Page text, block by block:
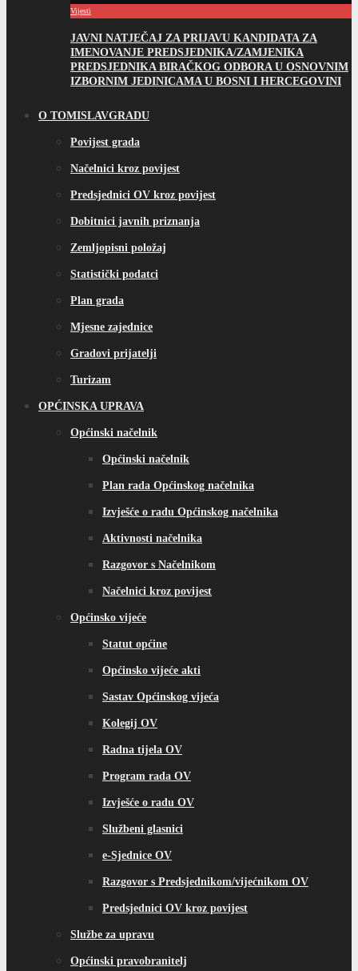
Vijesti
JAVNI NATJEČAJ ZA PRIJAVU KANDIDATA ZA
IMENOVANJE PREDSJEDNIKA/ZAMJENIKA
PREDSJEDNIKA BIRAČKOG ODBORA U OSNOVNIM
IZBORNIM JEDINICAMA U BOSNI I HERCEGOVINI
O TOMISLAVGRADU
Povijest grada
Načelnici kroz povijest
Predsjednici OV kroz povijest
Dobitnici javnih priznanja
Zemljopisni položaj
Statistički podatci
Plan grada
Mjesne zajednice
Gradovi prijatelji
Turizam
OPĆINSKA UPRAVA
Općinski načelnik
Općinski načelnik
Plan rada Općinskog načelnika
Izvješće o radu Općinskog načelnika
Aktivnosti načelnika
Razgovor s Načelnikom
Načelnici kroz povijest
Općinsko vijeće
Statut općine
Općinsko vijeće akti
Sastav Općinskog vijeća
Kolegij OV
Radna tijela OV
Program rada OV
Izvješće o radu OV
Službeni glasnici
e-Sjednice OV
Razgovor s Predsjednikom/vijećnikom OV
Predsjednici OV kroz povijest
Službe za upravu
Općinski pravobranitelj